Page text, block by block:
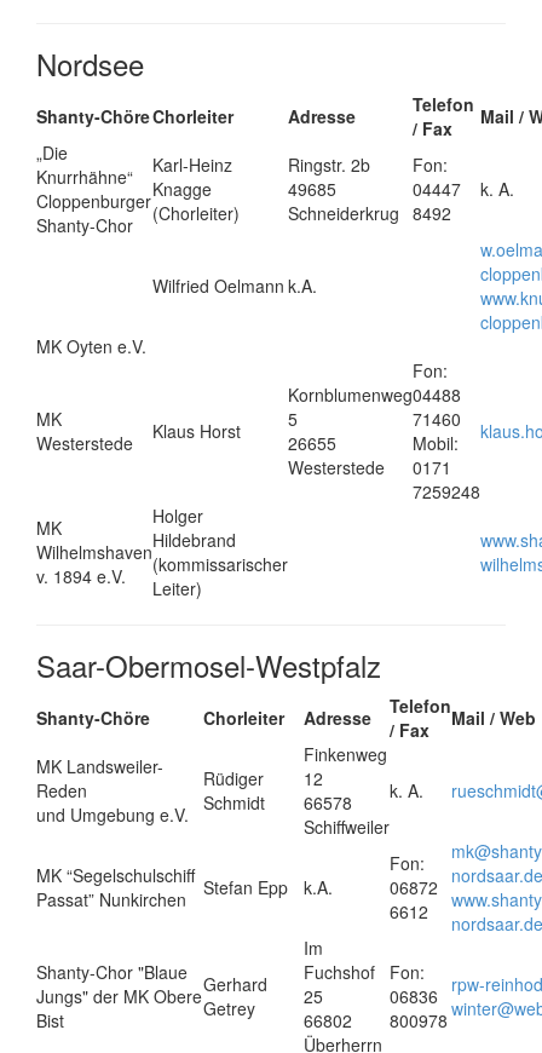
Nordsee
Shanty-ChöreChorleiter Adresse
Telefon
/ Fax
Mail /
„Die
Knurrhähne“
Cloppenburger
Shanty-Chor
Karl-Heinz
Knagge
(Chorleiter)
Ringstr. 2b
49685
Schneiderkrug
Fon:
04447
8492
k. A.
Wilfried Oelmann k.A.
MK Oyten e.V.
MK
Westerstede
Klaus Horst
Kornblumenweg
5
26655
Westerstede
Fon:
04488
71460
Mobil:
0171
7259248
MK
Wilhelmshaven
v. 1894 e.V.
Holger
Hildebrand
(kommissarischer
Leiter)
Saar-Obermosel-Westpfalz
Shanty-Chöre Chorleiter Adresse
Telefon
/ Fax
Mail / Web
MK Landsweiler-
Reden
und Umgebung e.V.
Rüdiger
Schmidt
Finkenweg
12
66578
Schiffweiler
k. A.
MK “Segelschulschiff
Passat” Nunkirchen
Stefan Epp k.A.
Fon:
06872
6612
nordsaar.de
nordsaar.de
Shanty-Chor "Blaue
Jungs" der MK Obere
Bist
Gerhard
Getrey
Im
Fuchshof
25
66802
Überherrn
Fon:
06836
800978
rpw-